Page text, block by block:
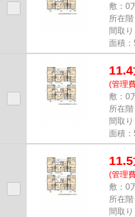
敷：0
所在
間取
面積
11.4
(管理
敷：0
所在
間取
面積
11.5
(管理
敷：0
所在
間取